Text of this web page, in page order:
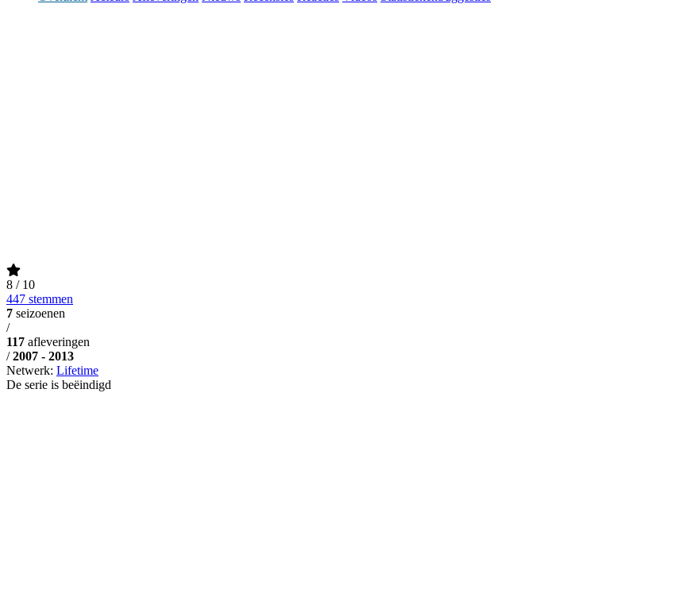
8 / 10
447 stemmen
7 seizoenen
/
117 afleveringen
/ 2007 - 2013
Netwerk: Lifetime
De serie is beëindigd